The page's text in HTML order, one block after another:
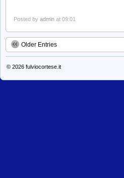
Posted by admin at 09:01
Older Entries
© 2026 fulviocortese.it